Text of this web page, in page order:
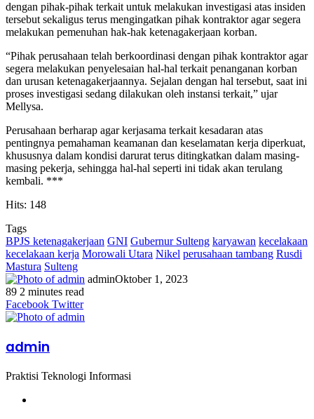
dengan pihak-pihak terkait untuk melakukan investigasi atas insiden
tersebut sekaligus terus mengingatkan pihak kontraktor agar segera
melakukan pemenuhan hak-hak ketenagakerjaan korban.
“Pihak perusahaan telah berkoordinasi dengan pihak kontraktor agar
segera melakukan penyelesaian hal-hal terkait penanganan korban
dan urusan ketenagakerjaannya. Sejalan dengan hal tersebut, saat ini
proses investigasi sedang dilakukan oleh instansi terkait,” ujar
Mellysa.
Perusahaan berharap agar kerjasama terkait kesadaran atas
pentingnya pemahaman keamanan dan keselamatan kerja diperkuat,
khususnya dalam kondisi darurat terus ditingkatkan dalam masing-
masing pekerja, sehingga hal-hal seperti ini tidak akan terulang
kembali. ***
Hits: 148
Tags
BPJS ketenagakerjaan GNI Gubernur Sulteng karyawan kecelakaan
kecelakaan kerja Morowali Utara Nikel perusahaan tambang Rusdi
Mastura Sulteng
adminOktober 1, 2023
89 2 minutes read
Facebook
Twitter
LinkedIn
WhatsApp
Share
via
Print
Facebook TwitterMessenger
Messenger
WhatsApp
Telegram
Share
via
Print
admin
Praktisi Teknologi Informasi